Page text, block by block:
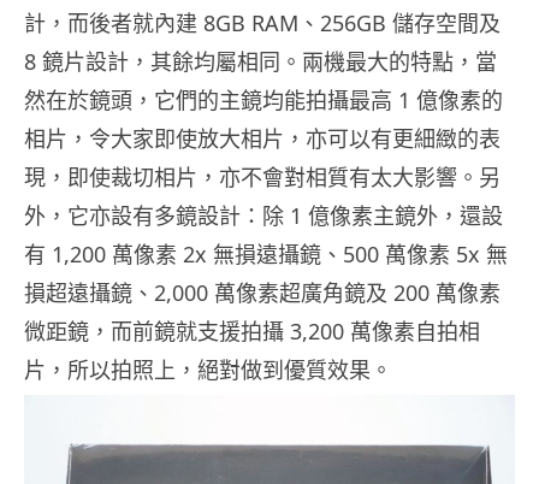
計，而後者就內建 8GB RAM、256GB 儲存空間及
8 鏡片設計，其餘均屬相同。兩機最大的特點，當
然在於鏡頭，它們的主鏡均能拍攝最高 1 億像素的
相片，令大家即使放大相片，亦可以有更細緻的表
現，即使裁切相片，亦不會對相質有太大影響。另
外，它亦設有多鏡設計：除 1 億像素主鏡外，還設
有 1,200 萬像素 2x 無損遠攝鏡、500 萬像素 5x 無
損超遠攝鏡、2,000 萬像素超廣角鏡及 200 萬像素
微距鏡，而前鏡就支援拍攝 3,200 萬像素自拍相
片，所以拍照上，絕對做到優質效果。